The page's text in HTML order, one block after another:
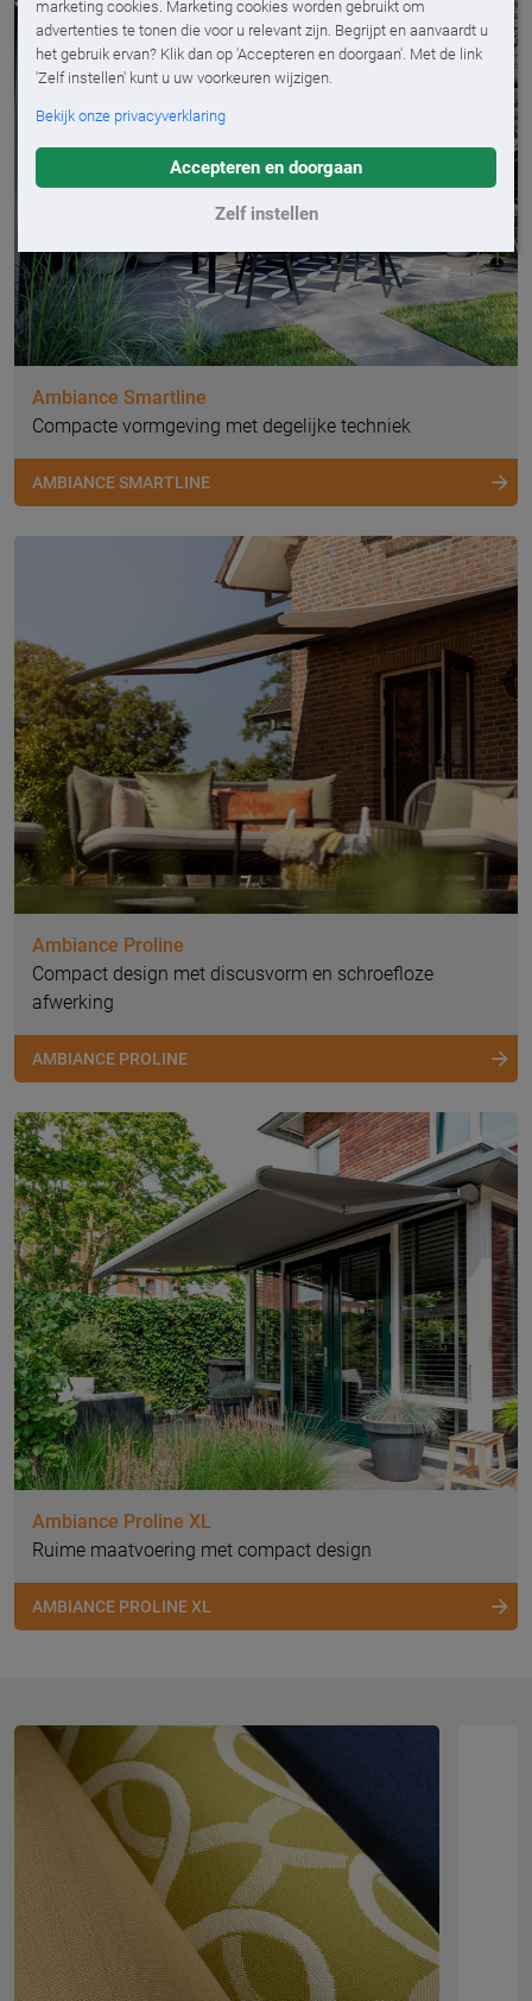
marketing cookies. Marketing cookies worden gebruikt om
advertenties te tonen die voor u relevant zijn. Begrijpt en aanvaardt u
het gebruik ervan? Klik dan op 'Accepteren en doorgaan'. Met de link
'Zelf instellen' kunt u uw voorkeuren wijzigen.
Bekijk onze privacyverklaring
Accepteren en doorgaan
Zelf instellen
Ambiance Smartline
Compacte vormgeving met degelijke techniek
AMBIANCE SMARTLINE
Ambiance Proline
Compact design met discusvorm en schroefloze
afwerking
AMBIANCE PROLINE
Ambiance Proline XL
Ruime maatvoering met compact design
AMBIANCE PROLINE XL